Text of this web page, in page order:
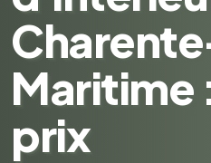
Maritime
prix